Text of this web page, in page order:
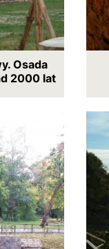
Osada
2000 lat